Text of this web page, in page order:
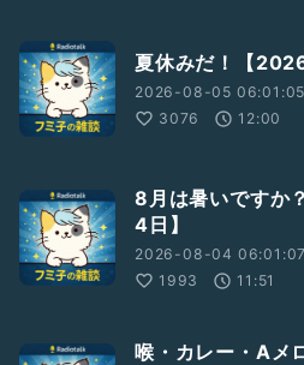
夏休みだ！【
2026-08-05 06:01:05
3076
12:00
8月は暑いですか
4日】
2026-08-04 06:01:07
1993
11:51
喉・カレー・Aメ